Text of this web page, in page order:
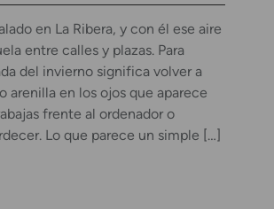
en La Ribera, y con él ese aire
entre calles y plazas. Para
del invierno significa volver a
arenilla en los ojos que aparece
frente al ordenador o
Lo que parece un simple […]